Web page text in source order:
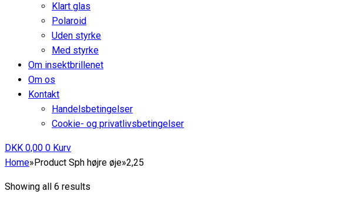
Klart glas
Polaroid
Uden styrke
Med styrke
Om insektbrillenet
Om os
Kontakt
Handelsbetingelser
Cookie- og privatlivsbetingelser
DKK 0,00 0 Kurv
Home»Product Sph højre øje»2,25
Showing all 6 results